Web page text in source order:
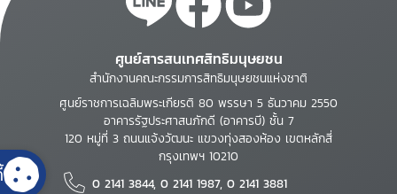
ศูนย์สารสนเทศสิทธิมนุษยชน
สำนักงานคณะกรรมการสิทธิมนุษยชนแห่งชาติ
ศูนย์ราชการเฉลิมพระเกียรติ 80 พรรษา 5 ธันวาคม 2550
อาคารรัฐประศาสนภักดี (อาคารบี) ชั้น 7
120 หมู่ที่ 3 ถนนแจ้งวัฒนะ แขวงทุ่งสองห้อง เขตหลักสี่
กรุงเทพฯ 10210
0 2141 3844, 0 2141 1987, 0 2141 3881